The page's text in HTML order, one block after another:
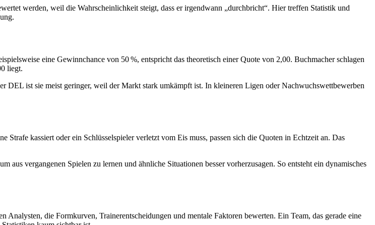
werden, weil die Wahrscheinlichkeit steigt, dass er irgendwann „durchbricht“. Hier treffen Statistik und
eine Gewinnchance von 50 %, entspricht das theoretisch einer Quote von 2,00. Buchmacher schlagen
liegt.
ist sie meist geringer, weil der Markt stark umkämpft ist. In kleineren Ligen oder Nachwuchswettbewerben
kassiert oder ein Schlüsselspieler verletzt vom Eis muss, passen sich die Quoten in Echtzeit an. Das
aus vergangenen Spielen zu lernen und ähnliche Situationen besser vorherzusagen. So entsteht ein dynamisches
die Formkurven, Trainerentscheidungen und mentale Faktoren bewerten. Ein Team, das gerade eine